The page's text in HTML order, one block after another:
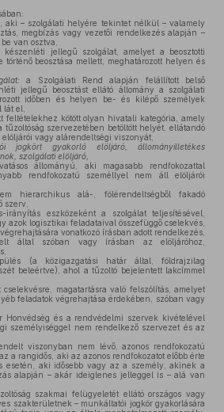
aki – szolgálati helyére tekintet nélkül – valamely
megbízás vagy vezetői rendelkezés alapján –
van osztva,
készenléti jellegű szolgálat, amelyet a beosztotti
beosztása mellett, meghatározott helyen és
a Szolgálati Rend alapján felállított belső
jellegű beosztást ellátó állomány a szolgálati
időben és helyen be- és kilépő személyek
lát el,
feltételekhez kötött olyan hivatali kategória, amely
tűzoltóság szervezetében betöltött helyét, ellátandó
vagy alárendeltségi viszonyát,
jogkört gyakorló elöljáró, állományilletékes
szolgálati elöljáró,
állományú, aki magasabb rendfokozattal
rendfokozatú személlyel nem áll elöljárói
hierarchikus alá-, fölérendeltségből fakadó
szerv,
irányítás eszközeként a szolgálat teljesítésével,
azok logisztikai feladataival összefüggő cselekvés,
vonatkozó írásban adott rendelkezés,
által szóban vagy írásban az elöljáróhoz,
(a közigazgatási határ által, földrajzilag
beleértve), ahol a tűzoltó bejelentett lakcímmel
cselekvésre, magatartásra való felszólítás, amelyet
feladatok végrehajtása érdekében, szóban vagy
Honvédség és a rendvédelmi szervek kivételével
személyiséggel nem rendelkező szervezet és az
viszonyban nem lévő, azonos rendfokozatú
a rangidős, aki az azonos rendfokozatot előbb érte
esetén, aki idősebb vagy az a személy, akinek a
alapján – akár ideiglenes jelleggel is – alá van
szakmai felügyeletét ellátó országos vagy
szakterületnek – munkáltatói jogkör gyakorlására